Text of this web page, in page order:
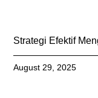
Strategi Efektif
August 29, 2025